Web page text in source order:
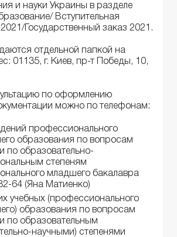
и науки Украины в разделе
Вступительная
Государственный заказ 2021.
отдельной папкой на
01135, г. Киев, пр-т Победы, 10,
по оформлению
можно по телефонам:
профессионального
образования по вопросам
по образовательно-
степеням
младшего бакалавра
64 (Яна Матиенко)
учебных (профессионального
образования по вопросам
по образовательным
научными) степенями